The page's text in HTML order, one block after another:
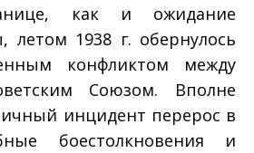
как и ожидание
1938 г. обернулось
конфликтом между
Союзом. Вполне
инцидент перерос в
боестолкновения и